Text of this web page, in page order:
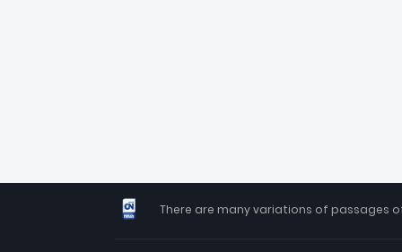
There are many variations of passages